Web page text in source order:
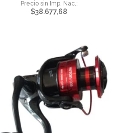
$38.677,68